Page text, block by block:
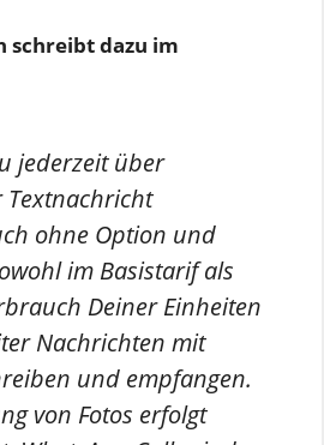
schreibt dazu im
jederzeit über
Textnachricht
ohne Option und
im Basistarif als
Deiner Einheiten
Nachrichten mit
und empfangen.
von Fotos erfolgt